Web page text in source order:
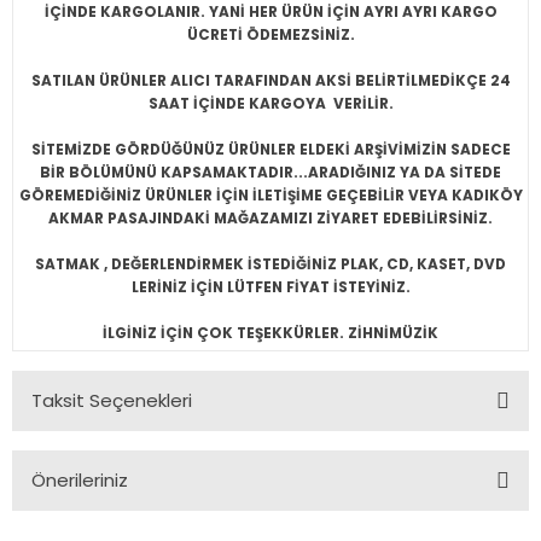
İÇİNDE KARGOLANIR. YANİ HER ÜRÜN İÇİN AYRI AYRI KARGO
ÜCRETİ ÖDEMEZSİNİZ.
SATILAN ÜRÜNLER ALICI TARAFINDAN AKSİ BELİRTİLMEDİKÇE 24
SAAT İÇİNDE KARGOYA VERİLİR.
SİTEMİZDE GÖRDÜĞÜNÜZ ÜRÜNLER ELDEKİ ARŞİVİMİZİN SADECE
BİR BÖLÜMÜNÜ KAPSAMAKTADIR...ARADIĞINIZ YA DA SİTEDE
GÖREMEDİĞİNİZ ÜRÜNLER İÇİN İLETİŞİME GEÇEBİLİR VEYA KADIKÖY
AKMAR PASAJINDAKİ MAĞAZAMIZI ZİYARET EDEBİLİRSİNİZ.
SATMAK , DEĞERLENDİRMEK İSTEDİĞİNİZ PLAK, CD, KASET, DVD
LERİNİZ İÇİN LÜTFEN FİYAT İSTEYİNİZ.
İLGİNİZ İÇİN ÇOK TEŞEKKÜRLER. ZİHNİMÜZİK
Taksit Seçenekleri
Önerileriniz